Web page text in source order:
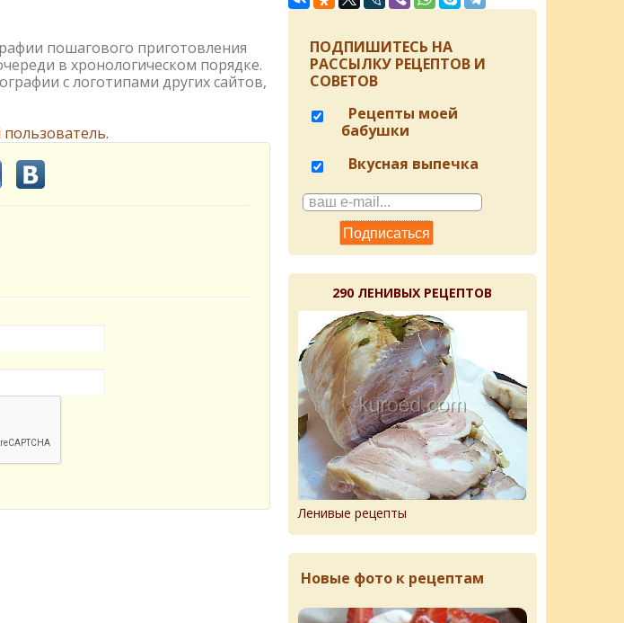
пошагового приготовления
в хронологическом порядке.
с логотипами других сайтов,
ПОДПИШИТЕСЬ НА
РАССЫЛКУ РЕЦЕПТОВ И
СОВЕТОВ
Рецепты моей
бабушки
Вкусная выпечка
290 ЛЕНИВЫХ РЕЦЕПТОВ
Ленивые рецепты
Новые фото к рецептам